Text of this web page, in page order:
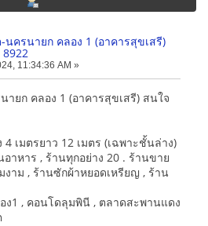
นครนายก คลอง 1 (อาคารสุขเสรี)
11:34:36 AM »
ายก คลอง 1 (อาคารสุขเสรี) สนใจ
เมตรยาว 12 เมตร (เฉพาะชั้นล่าง)
าหาร , ร้านทุกอย่าง 20 . ร้านขาย
าม , ร้านซักผ้าหยอดเหรียญ , ร้าน
ง1 , คอนโดลุมพินี , ตลาดสะพานแดง